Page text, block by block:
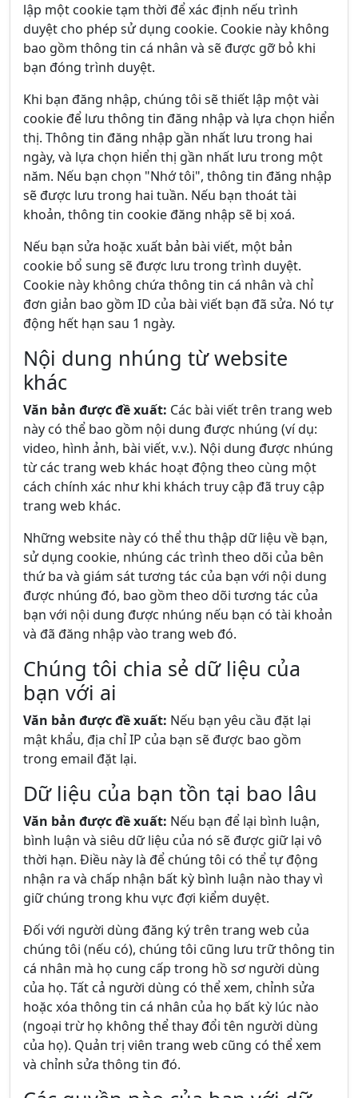
lập một cookie tạm thời để xác định nếu trình
duyệt cho phép sử dụng cookie. Cookie này không
bao gồm thông tin cá nhân và sẽ được gỡ bỏ khi
bạn đóng trình duyệt.
Khi bạn đăng nhập, chúng tôi sẽ thiết lập một vài
cookie để lưu thông tin đăng nhập và lựa chọn hiển
thị. Thông tin đăng nhập gần nhất lưu trong hai
ngày, và lựa chọn hiển thị gần nhất lưu trong một
năm. Nếu bạn chọn "Nhớ tôi", thông tin đăng nhập
sẽ được lưu trong hai tuần. Nếu bạn thoát tài
khoản, thông tin cookie đăng nhập sẽ bị xoá.
Nếu bạn sửa hoặc xuất bản bài viết, một bản
cookie bổ sung sẽ được lưu trong trình duyệt.
Cookie này không chứa thông tin cá nhân và chỉ
đơn giản bao gồm ID của bài viết bạn đã sửa. Nó tự
động hết hạn sau 1 ngày.
Nội dung nhúng từ website
khác
Văn bản được đề xuất: Các bài viết trên trang web
này có thể bao gồm nội dung được nhúng (ví dụ:
video, hình ảnh, bài viết, v.v.). Nội dung được nhúng
từ các trang web khác hoạt động theo cùng một
cách chính xác như khi khách truy cập đã truy cập
trang web khác.
Những website này có thể thu thập dữ liệu về bạn,
sử dụng cookie, nhúng các trình theo dõi của bên
thứ ba và giám sát tương tác của bạn với nội dung
được nhúng đó, bao gồm theo dõi tương tác của
bạn với nội dung được nhúng nếu bạn có tài khoản
và đã đăng nhập vào trang web đó.
Chúng tôi chia sẻ dữ liệu của
bạn với ai
Văn bản được đề xuất: Nếu bạn yêu cầu đặt lại
mật khẩu, địa chỉ IP của bạn sẽ được bao gồm
trong email đặt lại.
Dữ liệu của bạn tồn tại bao lâu
Văn bản được đề xuất: Nếu bạn để lại bình luận,
bình luận và siêu dữ liệu của nó sẽ được giữ lại vô
thời hạn. Điều này là để chúng tôi có thể tự động
nhận ra và chấp nhận bất kỳ bình luận nào thay vì
giữ chúng trong khu vực đợi kiểm duyệt.
Đối với người dùng đăng ký trên trang web của
chúng tôi (nếu có), chúng tôi cũng lưu trữ thông tin
cá nhân mà họ cung cấp trong hồ sơ người dùng
của họ. Tất cả người dùng có thể xem, chỉnh sửa
hoặc xóa thông tin cá nhân của họ bất kỳ lúc nào
(ngoại trừ họ không thể thay đổi tên người dùng
của họ). Quản trị viên trang web cũng có thể xem
và chỉnh sửa thông tin đó.